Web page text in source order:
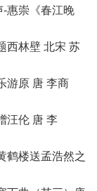
惠崇《春江晚
西林壁 北宋 苏
游原 唐 李商
汪伦 唐 李
鹤楼送孟浩然之